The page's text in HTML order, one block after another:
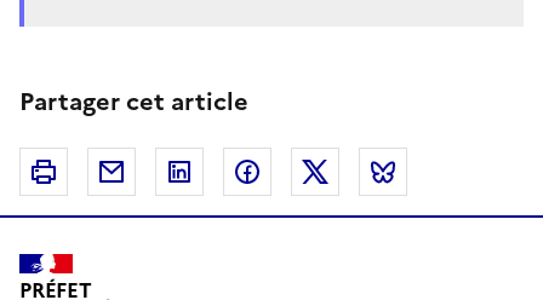
Partager cet article
Imprimer Courriel Linkedin FacebookTwitter
PRÉFET